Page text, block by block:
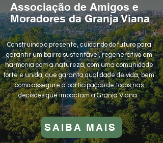
Associação de Amigos e
Moradores da Granja Viana
Construindo o presente, cuidando do futuro para
garantir um bairro sustentável, regenerativo em
harmonia com a natureza, com uma comunidade
forte e unida, que garanta qualidade de vida, bem
como assegure a participação de todos nas
decisões que impactam a Granja Viana.
SAIBA MAIS